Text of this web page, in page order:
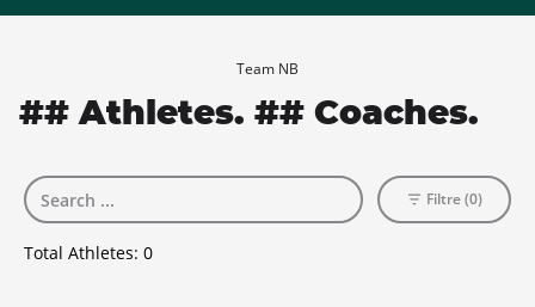
Team NB
## Athletes. ## Coaches.
Total Athletes: 0
Filtre (0)